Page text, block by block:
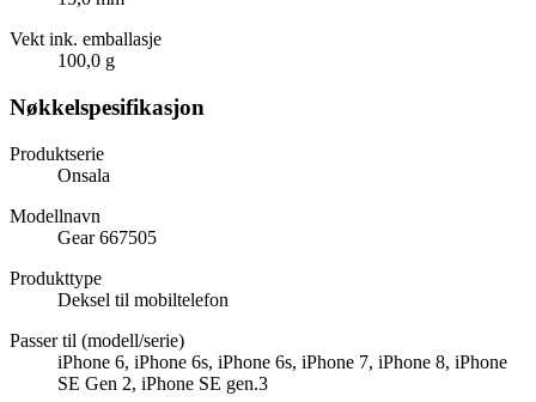
Vekt ink. emballasje
100,0 g
Nøkkelspesifikasjon
Produktserie
Onsala
Modellnavn
Gear 667505
Produkttype
Deksel til mobiltelefon
Passer til (modell/serie)
iPhone 6, iPhone 6s, iPhone 6s, iPhone 7, iPhone 8, iPhone
SE Gen 2, iPhone SE gen.3